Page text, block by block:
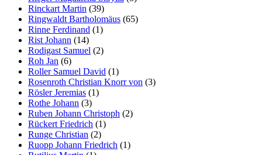
Rinckart Martin (39)
Ringwaldt Bartholomäus (65)
Rinne Ferdinand (1)
Rist Johann (14)
Rodigast Samuel (2)
Roh Jan (6)
Roller Samuel David (1)
Rosenroth Christian Knorr von (3)
Rösler Jeremias (1)
Rothe Johann (3)
Ruben Johann Christoph (2)
Rückert Friedrich (1)
Runge Christian (2)
Ruopp Johann Friedrich (1)